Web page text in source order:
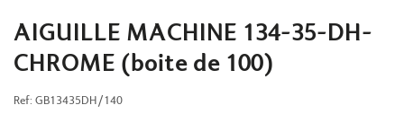
AIGUILLE MACHINE 134-35-DH-
CHROME (boite de 100)
Ref: GB13435DH/140